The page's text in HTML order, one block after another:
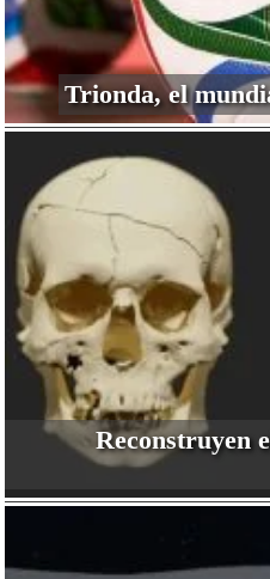
Trionda, el
Reconstruyen